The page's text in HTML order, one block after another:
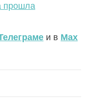
прошла
и в Max